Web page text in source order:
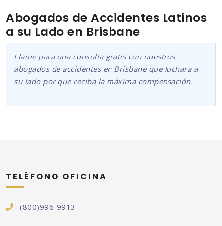
Abogados de Accidentes Latinos
a su Lado en Brisbane
Llame para una consulta gratis con nuestros
abogados de accidentes en Brisbane que luchara a
su lado por que reciba la máxima compensación.
TELÉFONO OFICINA
(800)996-9913